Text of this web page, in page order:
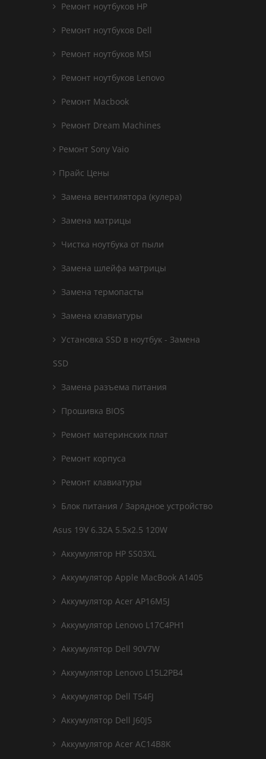
Ремонт ноутбуков HP
Ремонт ноутбуков Dell
Ремонт ноутбуков MSI
Ремонт ноутбуков Lenovo
Ремонт Macbook
Ремонт Dream Machines
Ремонт Sony Vaio
Прайс Цены
Замена вентилятора (кулера)
Замена матрицы
Чистка ноутбука от пыли
Замена шлейфа матрицы
Замена термопасты
Замена клавиатуры
Установка SSD в ноутбук - Замена
SSD
Замена разъема питания
Прошивка BIOS
Ремонт материнских плат
Ремонт корпуса
Ремонт клавиатуры
Блок питания / Зарядное устройство
Asus 19V 6.32A 5.5x2.5 120W
Аккумулятор HP SS03XL
Аккумулятор Apple MacBook A1405
Аккумулятор Acer AP16M5J
Аккумулятор Lenovo L17C4PH1
Аккумулятор Dell 90V7W
Аккумулятор Lenovo L15L2PB4
Аккумулятор Dell T54FJ
Аккумулятор Dell J60J5
Аккумулятор Acer AC14B8K